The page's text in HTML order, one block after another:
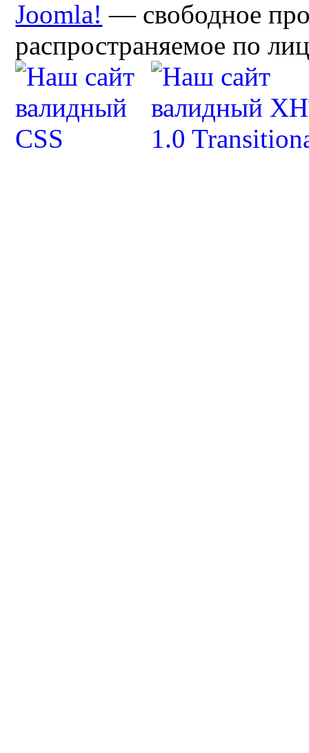
Joomla! — свободное
распространяемое по